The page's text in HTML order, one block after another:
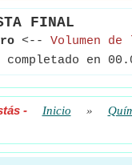
FINAL
<-- Volumen
en
- Inicio »